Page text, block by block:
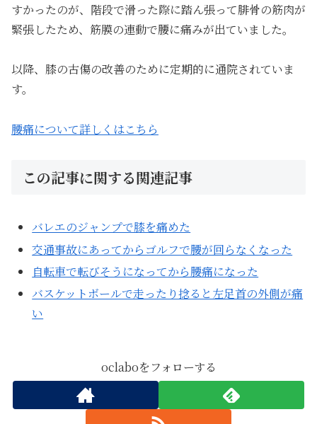
すかったのが、階段で滑った際に踏ん張って腓骨の筋肉が
緊張したため、筋膜の連動で腰に痛みが出ていました。
以降、膝の古傷の改善のために定期的に通院されていま
す。
腰痛について詳しくはこちら
この記事に関する関連記事
バレエのジャンプで膝を痛めた
交通事故にあってからゴルフで腰が回らなくなった
自転車で転びそうになってから腰痛になった
バスケットボールで走ったり捻ると左足首の外側が痛
い
oclaboをフォローする